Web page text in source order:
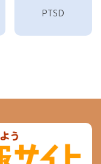
PTSD